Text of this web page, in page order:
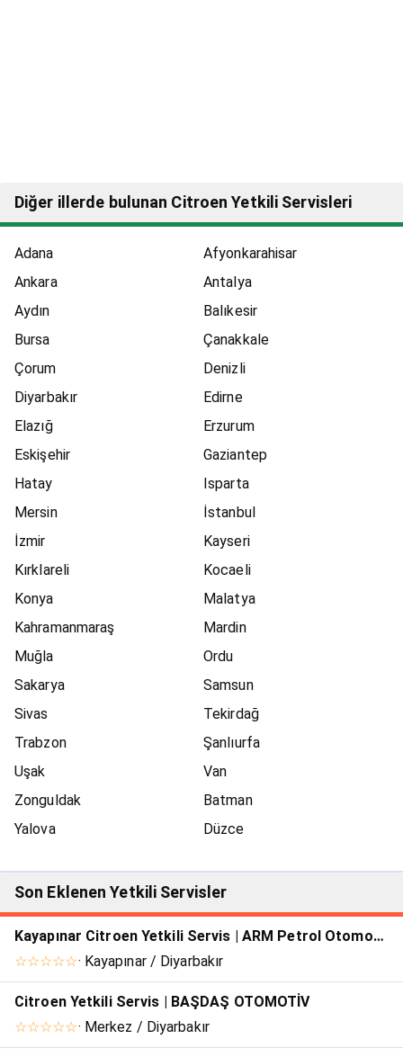
Diğer illerde bulunan Citroen Yetkili Servisleri
Adana
Afyonkarahisar
Ankara
Antalya
Aydın
Balıkesir
Bursa
Çanakkale
Çorum
Denizli
Diyarbakır
Edirne
Elazığ
Erzurum
Eskişehir
Gaziantep
Hatay
Isparta
Mersin
İstanbul
İzmir
Kayseri
Kırklareli
Kocaeli
Konya
Malatya
Kahramanmaraş
Mardin
Muğla
Ordu
Sakarya
Samsun
Sivas
Tekirdağ
Trabzon
Şanlıurfa
Uşak
Van
Zonguldak
Batman
Yalova
Düzce
Son Eklenen Yetkili Servisler
Kayapınar Citroen Yetkili Servis | ARM Petrol Otomotiv.
☆☆☆☆☆· Kayapınar / Diyarbakır
Citroen Yetkili Servis | BAŞDAŞ OTOMOTİV
☆☆☆☆☆· Merkez / Diyarbakır